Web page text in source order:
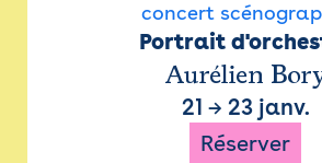
concert
Portrait
Aurélien
21 → 23 janv.
Réserver